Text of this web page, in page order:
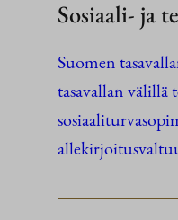
Sosiaali- ja
Suomen
tasavallan välillä